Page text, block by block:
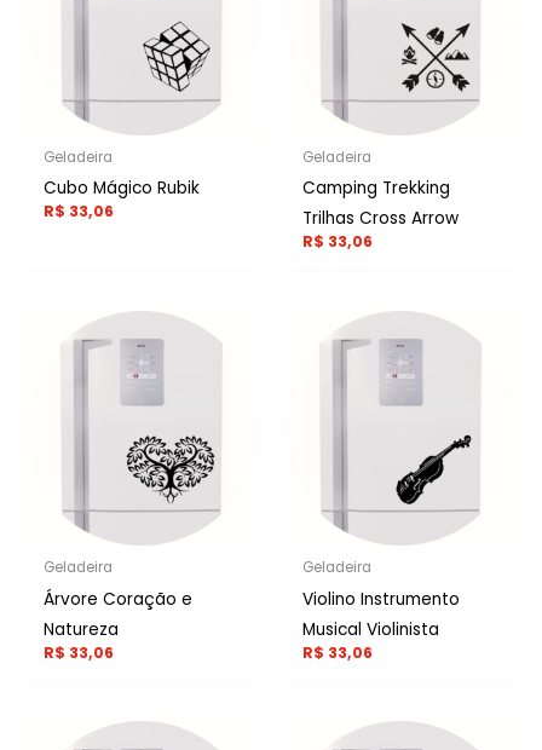
Geladeira
Cubo Mágico Rubik
R$ 33,06
Geladeira
Camping Trekking
Trilhas Cross Arrow
R$ 33,06
Geladeira
Árvore Coração e
Natureza
R$ 33,06
Geladeira
Violino Instrumento
Musical Violinista
R$ 33,06